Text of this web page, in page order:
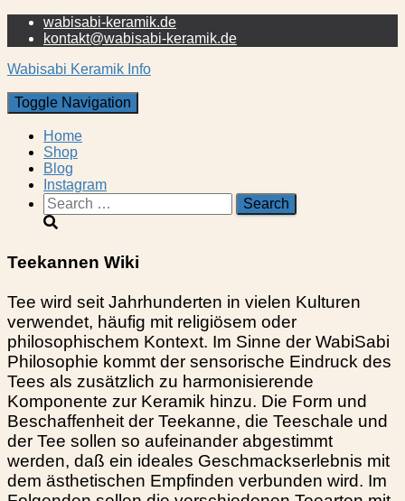
wabisabi-keramik.de
kontakt@wabisabi-keramik.de
Wabisabi Keramik Info
Toggle Navigation
Home
Shop
Blog
Instagram
Search
for:
Teekannen Wiki
Tee wird seit Jahrhunderten in vielen Kulturen
verwendet, häufig mit religiösem oder
philosophischem Kontext. Im Sinne der WabiSabi
Philosophie kommt der sensorische Eindruck des
Tees als zusätzlich zu harmonisierende
Komponente zur Keramik hinzu. Die Form und
Beschaffenheit der Teekanne, die Teeschale und
der Tee sollen so aufeinander abgestimmt
werden, daß ein ideales Geschmackserlebnis mit
dem ästhetischen Empfinden verbunden wird. Im